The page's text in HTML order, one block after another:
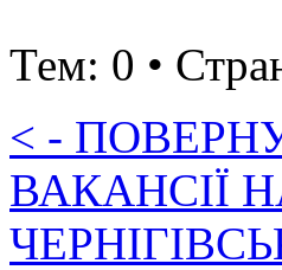
Тем: 0 •
< -
ВАКАНСІЇ